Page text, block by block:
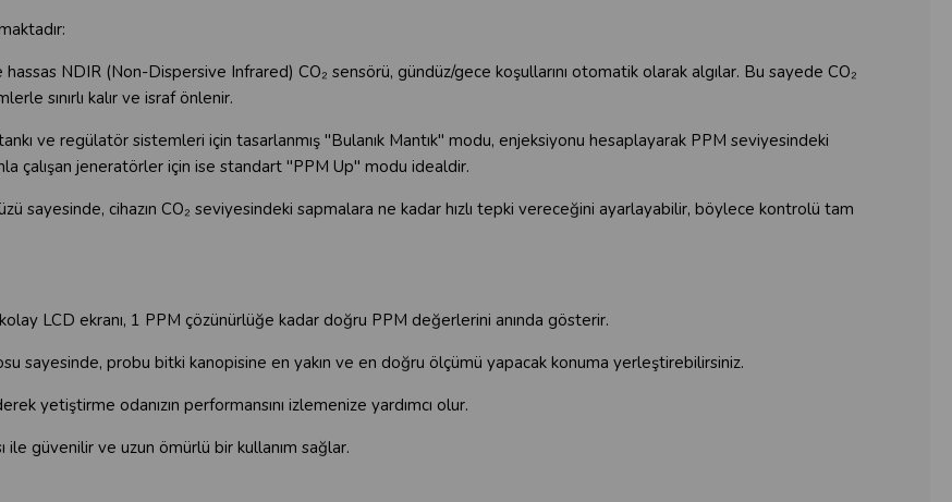
NDIR (Non-Dispersive Infrared) CO₂ sensörü, gündüz/gece koşullarını otomatik olarak algılar. Bu sayede CO₂
sınırlı kalır ve israf önlenir.
ve regülatör sistemleri için tasarlanmış "Bulanık Mantık" modu, enjeksiyonu hesaplayarak PPM seviyesindeki
çalışan jeneratörler için ise standart "PPM Up" modu idealdir.
sayesinde, cihazın CO₂ seviyesindeki sapmalara ne kadar hızlı tepki vereceğini ayarlayabilir, böylece kontrolü tam
LCD ekranı, 1 PPM çözünürlüğe kadar doğru PPM değerlerini anında gösterir.
sayesinde, probu bitki kanopisine en yakın ve en doğru ölçümü yapacak konuma yerleştirebilirsiniz.
yetiştirme odanızın performansını izlemenize yardımcı olur.
güvenilir ve uzun ömürlü bir kullanım sağlar.